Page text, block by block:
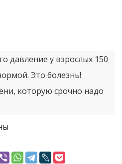
давление у взрослых 150
Это болезнь!
которую срочно надо